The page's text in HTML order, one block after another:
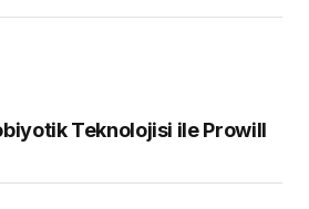
Teknolojisi ile Prowill